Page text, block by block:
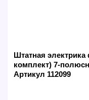
Штатная
комплект) 7-
Артикул 112099